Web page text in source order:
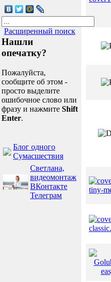
Расширенный поиск
Нашли
опечатку?
Пожалуйста,
сообщите об этом -
просто выделите
ошибочное слово или
фразу и нажмите Shift
Enter.
Блог одного
Сумасшествия
Светлана,
видеомонтаж
ВКонтакте
Телеграм